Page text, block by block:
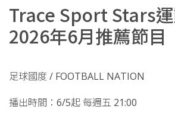
Trace Sport Stars
2026年6月推薦節目
足球國度 / FOOTBALL NATION
播出時間：6/5起 每週五 21:00